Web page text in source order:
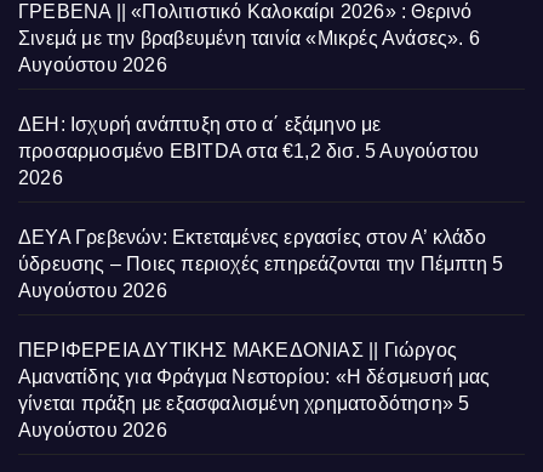
ΓΡΕΒΕΝΑ || «Πολιτιστικό Καλοκαίρι 2026» : Θερινό
Σινεμά με την βραβευμένη ταινία «Μικρές Ανάσες». 6
Αυγούστου 2026
ΔΕΗ: Ισχυρή ανάπτυξη στο α΄ εξάμηνο με
προσαρμοσμένο EBITDA στα €1,2 δισ. 5 Αυγούστου
2026
ΔΕΥΑ Γρεβενών: Εκτεταμένες εργασίες στον Α’ κλάδο
ύδρευσης – Ποιες περιοχές επηρεάζονται την Πέμπτη 5
Αυγούστου 2026
ΠΕΡΙΦΕΡΕΙΑ ΔΥΤΙΚΗΣ ΜΑΚΕΔΟΝΙΑΣ || Γιώργος
Αμανατίδης για Φράγμα Νεστορίου: «Η δέσμευσή μας
γίνεται πράξη με εξασφαλισμένη χρηματοδότηση» 5
Αυγούστου 2026